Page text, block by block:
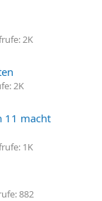
2K
2K
11 macht
1K
882